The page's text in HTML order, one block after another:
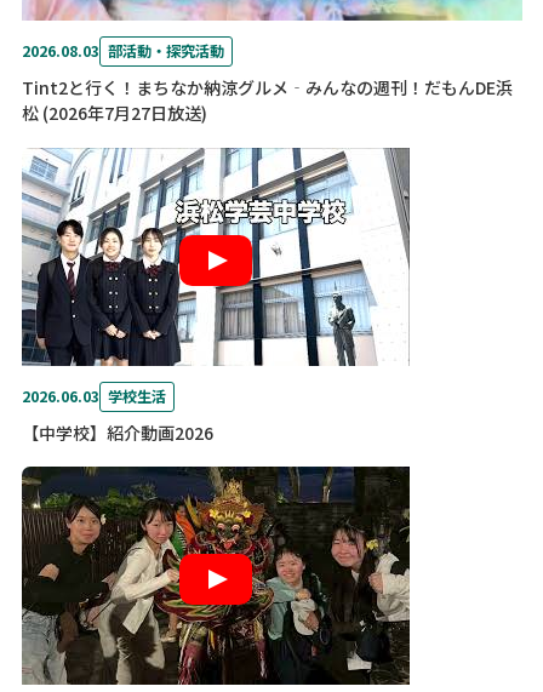
2026.08.03 部活動・探究活動
Tint2と行く！まちなか納涼グルメ‐みんなの週刊！だもんDE浜
松 (2026年7月27日放送)
2026.06.03 学校生活
【中学校】紹介動画2026